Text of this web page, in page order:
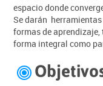
espacio donde
Se darán
formas de
forma integral como
